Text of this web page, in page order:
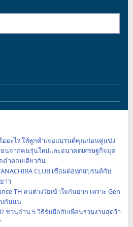
ออะไร ให้ลูกค้าเจอแบรนด์คุณก่อนคู่แข่ง
ยนจากคนรุ่นใหม่และอนาคตเศรษฐกิจยุค
คำตอบเดียวกัน
CLUB เชื่อมต่อทุกแบรนด์กับ
าว
TH คนต่างวัยเข้าใจกันยาก เพราะ Gen
บกันแน่
ชวนอ่าน 5 วิธีรับมือกับเพื่อนร่วมงานสุดว้า